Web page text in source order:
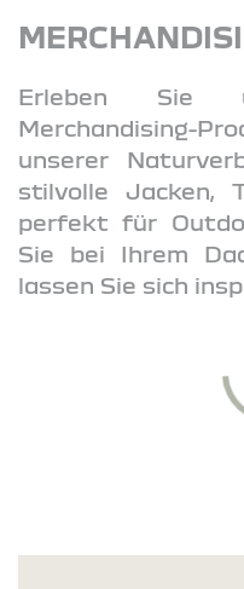
Erleben Sie
Merchandising-
unserer
stilvolle Jacken,
perfekt für
Sie bei Ihrem
lassen Sie sich